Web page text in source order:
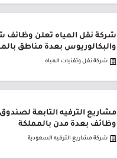
شركة نقل المياه تعلن وظائف
والبكالوريوس بعدة مناطق
شركة نقل وتقنيات المياه
مشاريع الترفيه التابعة
وظائف بعدة مدن بالمملكة
شركة مشاريع الترفيه السعودية